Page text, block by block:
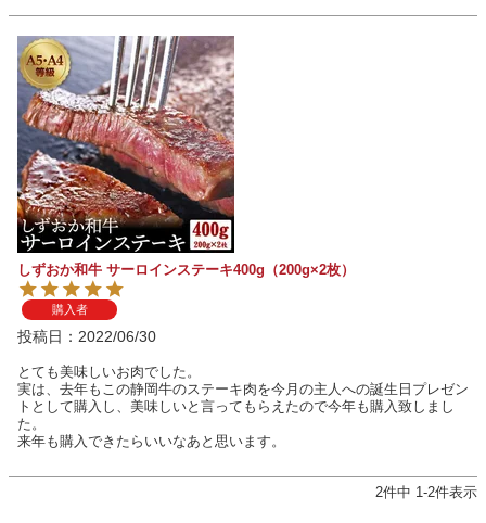
しずおか和牛 サーロインステーキ400g（200g×2枚）
購入者
投稿日 2022/06/30
とても美味しいお肉でした。
実は、去年もこの静岡牛のステーキ肉を今月の主人への誕生日プレゼン
トとして購入し、美味しいと言ってもらえたので今年も購入致しまし
た。
来年も購入できたらいいなあと思います。
2件中 1-2件表示